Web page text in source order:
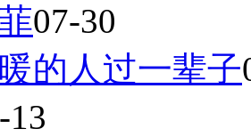
07-30
的人过一辈子
13